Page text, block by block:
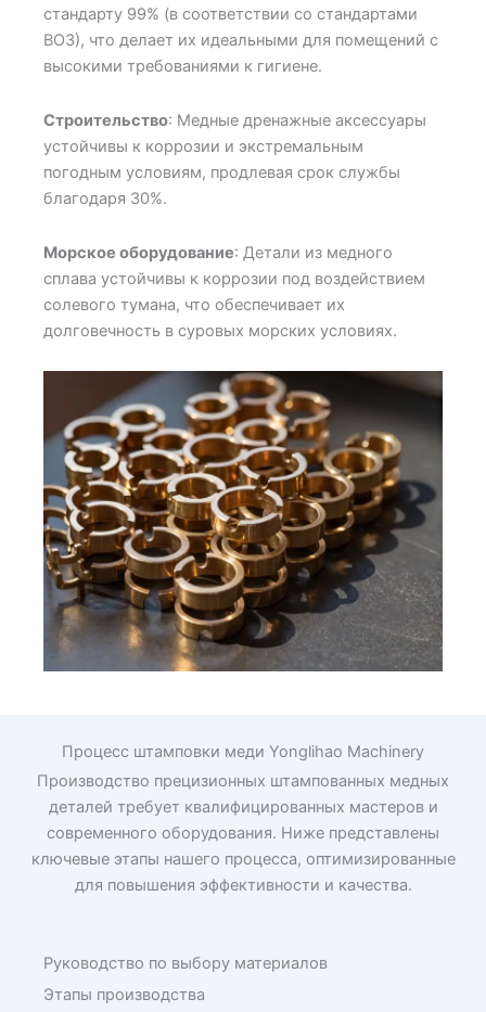
стандарту 99% (в соответствии со стандартами
ВОЗ), что делает их идеальными для помещений с
высокими требованиями к гигиене.
Строительство: Медные дренажные аксессуары
устойчивы к коррозии и экстремальным
погодным условиям, продлевая срок службы
благодаря 30%.
Морское оборудование: Детали из медного
сплава устойчивы к коррозии под воздействием
солевого тумана, что обеспечивает их
долговечность в суровых морских условиях.
Процесс штамповки меди Yonglihao Machinery
Производство прецизионных штампованных медных
деталей требует квалифицированных мастеров и
современного оборудования. Ниже представлены
ключевые этапы нашего процесса, оптимизированные
для повышения эффективности и качества.
Руководство по выбору материалов
Этапы производства